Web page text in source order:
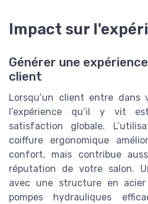
Impact sur
Générer une
client
Lorsqu’un client entre dans
l’expérience qu’il y vit
satisfaction globale.
coiffure ergonomique
confort, mais contribue
réputation de votre salon.
avec une structure en
pompes hydrauliques